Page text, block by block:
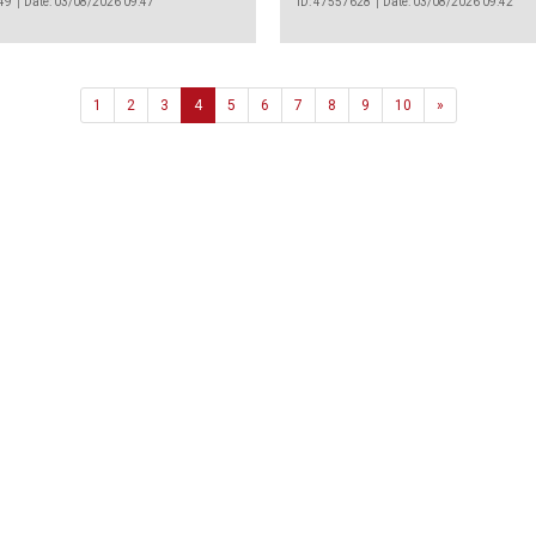
1 2 3 4 5 6 7 8 9 10 »Next